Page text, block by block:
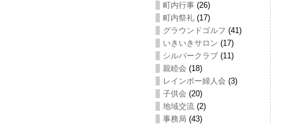
町内行事 (26)
町内祭礼 (17)
グラウンドゴルフ (41)
いきいきサロン (17)
シルバークラブ (11)
親睦会 (18)
レインボー婦人会 (3)
子供会 (20)
地域交流 (2)
事務局 (43)